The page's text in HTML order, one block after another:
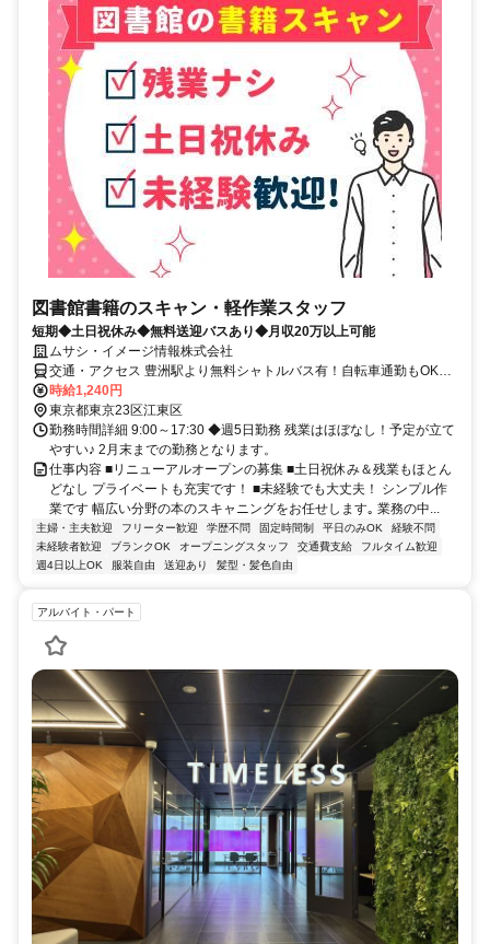
図書館書籍のスキャン・軽作業スタッフ
短期◆土日祝休み◆無料送迎バスあり◆月収20万以上可能
ムサシ・イメージ情報株式会社
交通・アクセス 豊洲駅より無料シャトルバス有！自転車通勤もOK★
交通費規定内支給(月2万1000円まで）
時給1,240円
東京都東京23区江東区
勤務時間詳細 9:00～17:30 ◆週5日勤務 残業はほぼなし！予定が立て
やすい♪ 2月末までの勤務となります。
仕事内容 ■リニューアルオープンの募集 ■土日祝休み＆残業もほとん
どなし プライベートも充実です！ ■未経験でも大丈夫！ シンプル作
業です 幅広い分野の本のスキャニングをお任せします｡ 業務の中...
主婦・主夫歓迎 フリーター歓迎 学歴不問 固定時間制 平日のみOK
経験不問
未経験者歓迎
ブランクOK オープニングスタッフ 交通費支給
フルタイム歓迎
週4日以上OK
服装自由 送迎あり 髪型・髪色自由
アルバイト・パート